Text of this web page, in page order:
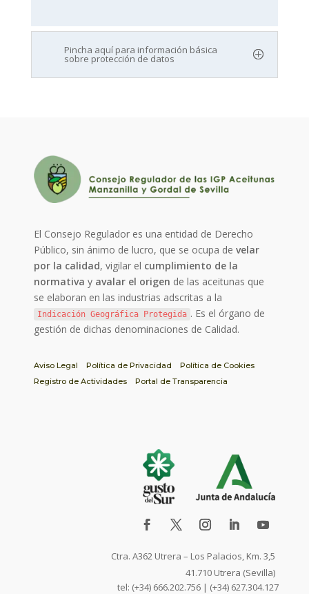
Pincha aquí para información básica
sobre protección de datos
El Consejo Regulador es una entidad de Derecho
Público, sin ánimo de lucro, que se ocupa develar
por la calidad, vigilar el cumplimiento de la
normativa y avalar el origen de las aceitunas que
se elaboran en las industrias adscritas a la
Indicación Geográfica Protegida . Es el órgano de
gestión de dichas denominaciones de Calidad.
Aviso Legal Política de Privacidad
Política de Cookies
Registro de Actividades
Portal de Transparencia
Ctra. A362 Utrera – Los Palacios, Km. 3,5
41.710 Utrera (Sevilla)
tel: (+34) 666.202.756 | (+34) 627.304.127